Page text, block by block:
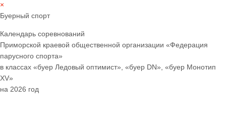
×
Буерный спорт
Календарь соревнований
Приморской краевой общественной организации «Федерация
парусного спорта»
в классах «буер Ледовый оптимист», «буер DN», «буер Монотип
XV»
на 2026 год